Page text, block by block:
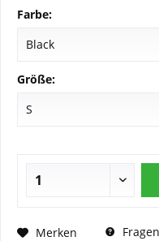
Farbe:
Größe:
Merken